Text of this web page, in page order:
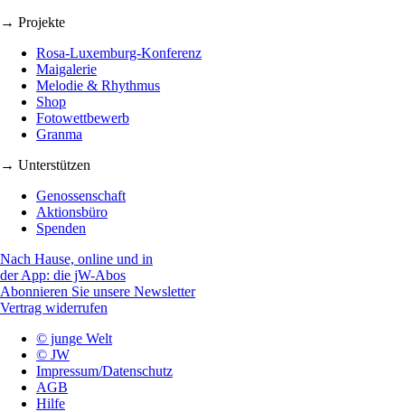
→ Projekte
Rosa-Luxemburg-Konferenz
Maigalerie
Melodie & Rhythmus
Shop
Fotowettbewerb
Granma
→ Unterstützen
Genossenschaft
Aktionsbüro
Spenden
Nach Hause, online und in
der App: die jW-Abos
Abonnieren Sie unsere Newsletter
Vertrag widerrufen
© junge Welt
© JW
Impressum/Datenschutz
AGB
Hilfe